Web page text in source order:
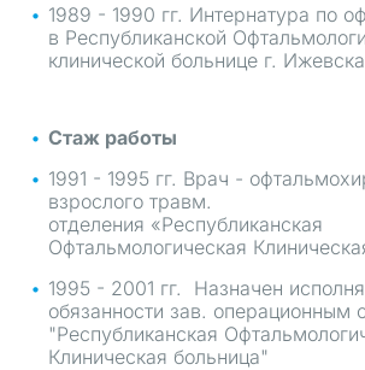
1989 - 1990 гг. Интернатура по
в Республиканской
клинической больнице г.
Стаж работы
1991 - 1995 гг. Врач -
взрослого травм.
отделения «Республиканская
Офтальмологическая
1995 - 2001 гг. Назначен
обязанности зав. операционным
"Республиканская
Клиническая больница"